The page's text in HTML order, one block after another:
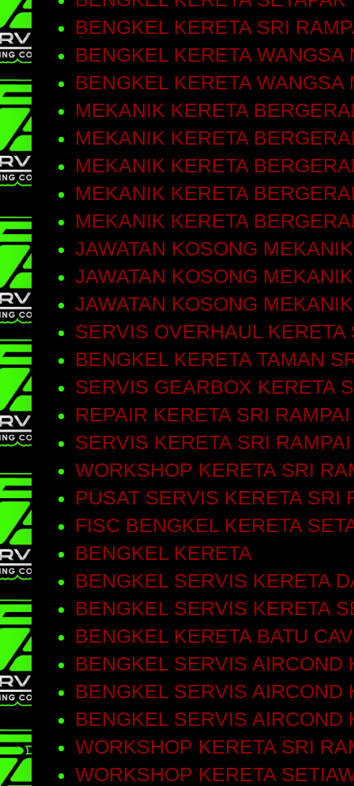
BENGKEL KERETA SRI
BENGKEL KERETA WANGSA
BENGKEL KERETA WANGSA
MEKANIK KERETA
MEKANIK KERETA
MEKANIK KERETA
MEKANIK KERETA
MEKANIK KERETA
JAWATAN KOSONG MEKANIK
JAWATAN KOSONG
JAWATAN KOSONG
SERVIS OVERHAUL KERETA
BENGKEL KERETA TAMAN
SERVIS GEARBOX KERETA
REPAIR KERETA SRI RAMPAI
SERVIS KERETA SRI RAMPAI
WORKSHOP KERETA SRI
PUSAT SERVIS KERETA SRI
FISC BENGKEL KERETA
BENGKEL KERETA
BENGKEL SERVIS KERETA
BENGKEL SERVIS KERETA
BENGKEL KERETA BATU
BENGKEL SERVIS AIRCOND
BENGKEL SERVIS AIRCOND
BENGKEL SERVIS AIRCOND
WORKSHOP KERETA SRI
WORKSHOP KERETA